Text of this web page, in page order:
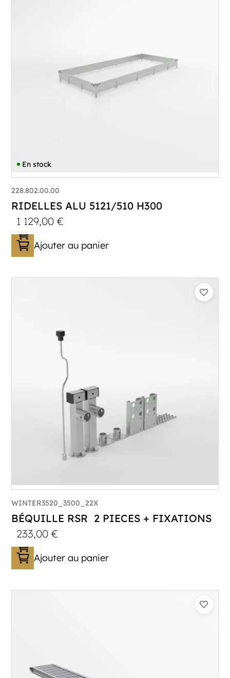
En stock
228.802.00.00
RIDELLES ALU 5121/510 H300
1 129,00€
Ajouter au panier
WINTER3520_3500_22X
BÉQUILLE RSR 2 PIECES + FIXATIONS
233,00€
Ajouter au panier